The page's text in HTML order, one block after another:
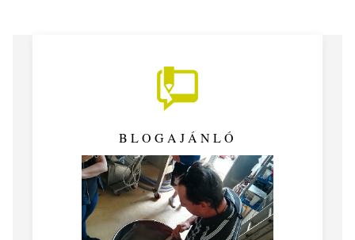
BLOGAJÁNLÓ